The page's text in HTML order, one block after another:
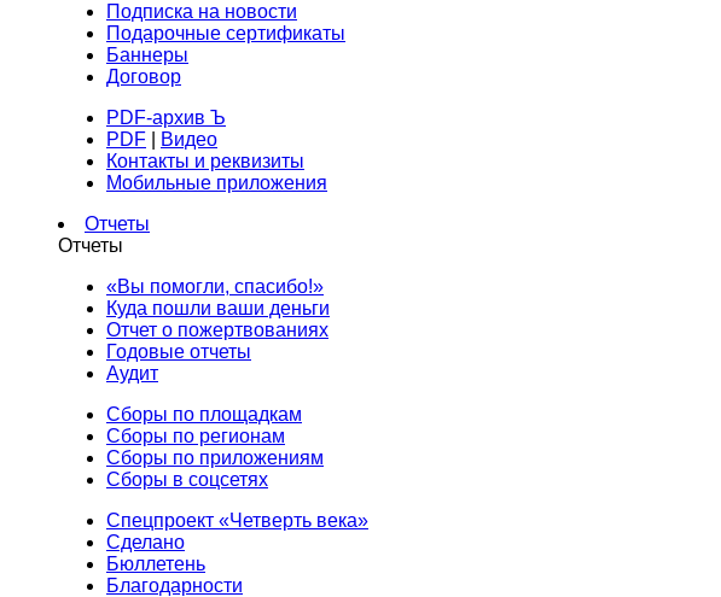
Подписка на новости
Подарочные сертификаты
Баннеры
Договор
PDF-архив Ъ
PDF
Видео
Контакты и реквизиты
Мобильные приложения
Отчеты
Отчеты
«Вы помогли, спасибо!»
Куда пошли ваши деньги
Отчет о пожертвованиях
Годовые отчеты
Аудит
Сборы по площадкам
Сборы по регионам
Сборы по приложениям
Сборы в соцсетях
Спецпроект «Четверть века»
Сделано
Бюллетень
Благодарности